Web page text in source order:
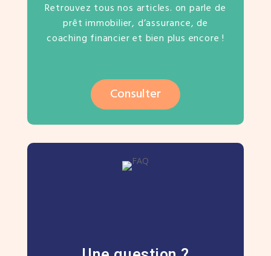
Retrouvez tous nos articles. on parle de
prêt immobilier, d’assurance, de
coaching financier et bien plus encore !
Consulter